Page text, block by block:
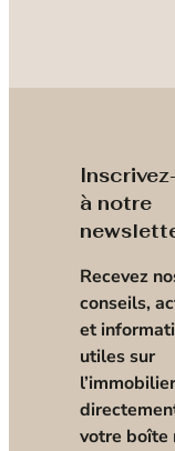
à notre
Recevez
conseils,
et
utiles sur
l’immobilier
votre boîte